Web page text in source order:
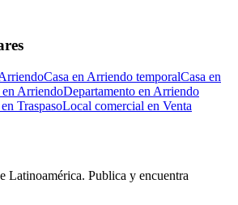
Casa en Arriendo temporalCasa en
en ArriendoDepartamento en Arriendo
TraspasoLocal comercial en Venta
Latinoamérica. Publica y encuentra